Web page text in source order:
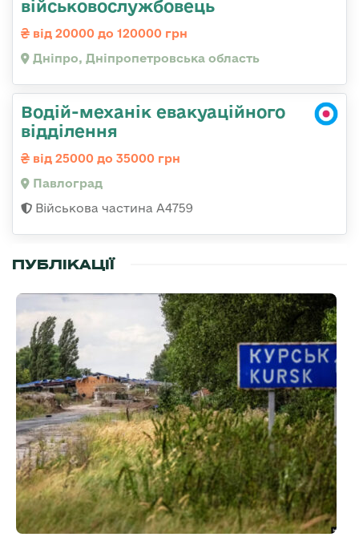
військовослужбовець
від 20000 до 120000 грн
Дніпро, Дніпропетровська область
Водій-механік евакуаційного
відділення
від 25000 до 35000 грн
Павлоград
Військова частина А4759
ПУБЛІКАЦІЇ